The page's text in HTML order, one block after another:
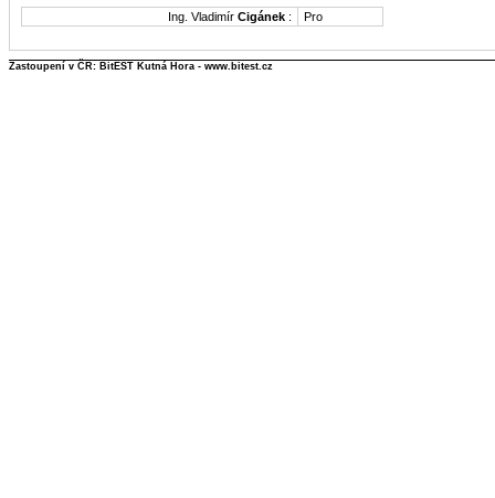
Ing. Vladimír Cigánek : Pro
Zastoupení v ČR: BitEST Kutná Hora - www.bitest.cz